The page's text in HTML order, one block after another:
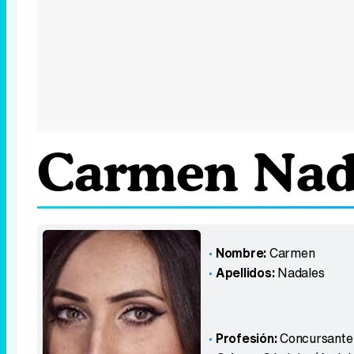
Carmen
Nombre:Carmen
Apellidos:Nadales
Profesión:Concursante